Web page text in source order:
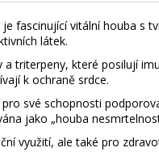
fascinující vitální houba
látek.
a triterpeny, které posilují
k ochraně srdce.
své schopnosti
jako „houba
využití, ale také pro